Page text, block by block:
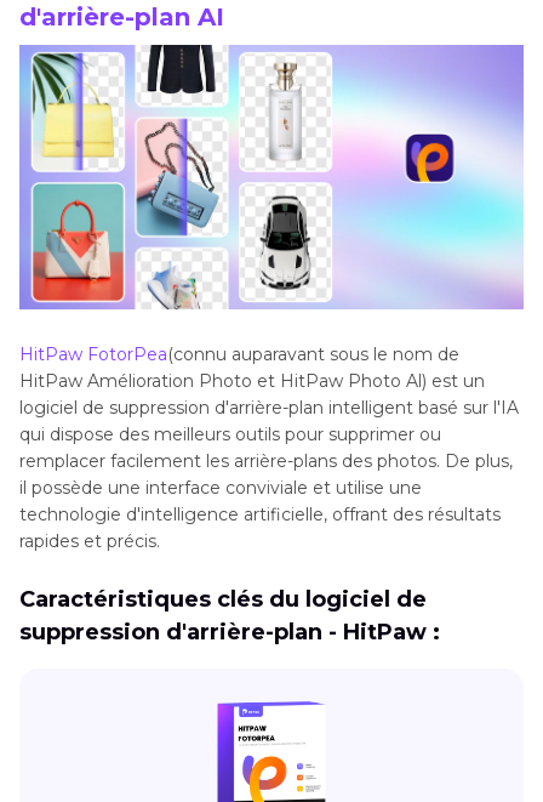
d'arrière-plan AI
HitPaw FotorPea(connu auparavant sous le nom de
HitPaw Amélioration Photo et HitPaw Photo Al) est un
logiciel de suppression d'arrière-plan intelligent basé sur l'IA
qui dispose des meilleurs outils pour supprimer ou
remplacer facilement les arrière-plans des photos. De plus,
il possède une interface conviviale et utilise une
technologie d'intelligence artificielle, offrant des résultats
rapides et précis.
Caractéristiques clés du logiciel de
suppression d'arrière-plan - HitPaw :